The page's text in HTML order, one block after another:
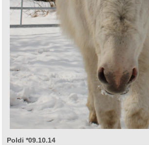
Poldi *09.10.14